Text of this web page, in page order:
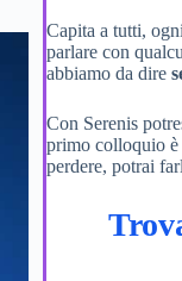
Capita a tutti,
parlare con
abbiamo da dire
Con Serenis
primo colloquio
perdere, potrai